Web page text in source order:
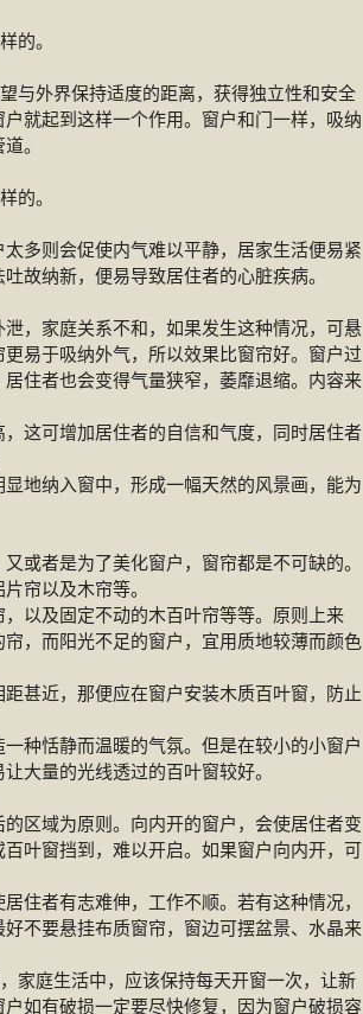
的。
与外界保持适度的距离，获得独立性和安全
就起到这样一个作用。窗户和门一样，吸纳
。
的。
多则会促使内气难以平静，居家生活便易紧
故纳新，便易导致居住者的心脏疾病。
，家庭关系不和，如果发生这种情况，可悬
易于吸纳外气，所以效果比窗帘好。窗户过
住者也会变得气量狭窄，萎靡退缩。内容来
这可增加居住者的自信和气度，同时居住者
地纳入窗中，形成一幅天然的风景画，能为
或者是为了美化窗户，窗帘都是不可缺的。
帘以及木帘等。
以及固定不动的木百叶帘等等。原则上来
，而阳光不足的窗户，宜用质地较薄而颜色
甚近，那便应在窗户安装木质百叶窗，防止
种恬静而温暖的气氛。但是在较小的小窗户
大量的光线透过的百叶窗较好。
区域为原则。向内开的窗户，会使居住者变
叶窗挡到，难以开启。如果窗户向内开，可
住者有志难伸，工作不顺。若有这种情况，
不要悬挂布质窗帘，窗边可摆盆景、水晶来
家庭生活中，应该保持每天开窗一次，让新
如有破损一定要尽快修复，因为窗户破损容